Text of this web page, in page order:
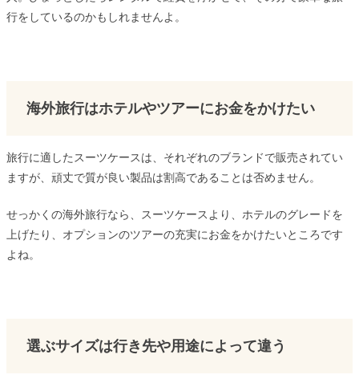
行をしているのかもしれませんよ。
海外旅行はホテルやツアーにお金をかけたい
旅行に適したスーツケースは、それぞれのブランドで販売されてい
ますが、頑丈で質が良い製品は割高であることは否めません。
せっかくの海外旅行なら、スーツケースより、ホテルのグレードを
上げたり、オプションのツアーの充実にお金をかけたいところです
よね。
選ぶサイズは行き先や用途によって違う